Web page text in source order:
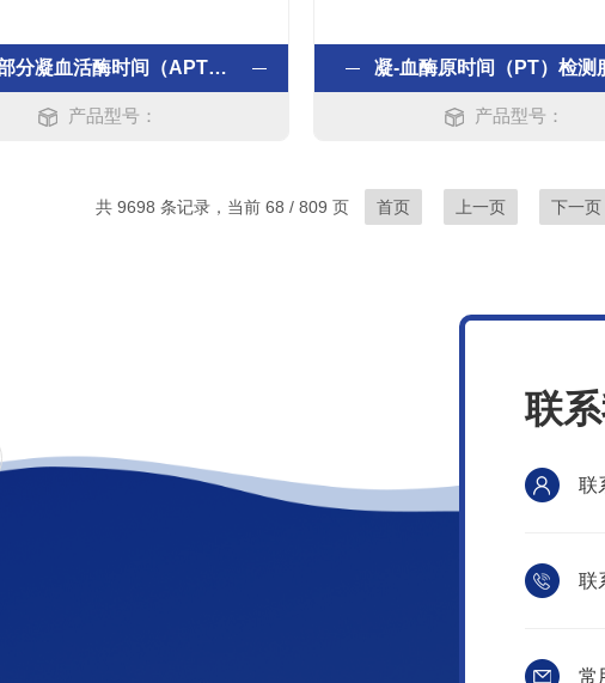
活化部分凝血活酶时间（APTT）检测服务
产品型号：
凝-血酶原时间（PT）检测
产品型号：
共 9698 条记录，当前 68 / 809 页 首页 上一页 下一页
联
联
联
常